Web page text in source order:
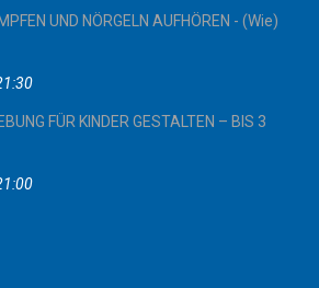
UND NÖRGELN AUFHÖREN - (Wie)
FÜR KINDER GESTALTEN – BIS 3